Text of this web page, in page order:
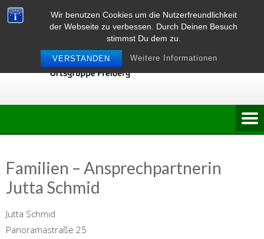
Wir benutzen Cookies um die Nutzerfreundlichkeit
der Webseite zu verbessen. Durch Deinen Besuch
stimmst Du dem zu.
VERSTANDEN Weitere Informationen
Skip
to
Familien – Ansprechpartnerin
Jutta Schmid
Jutta Schmid
Panoramastraße 25